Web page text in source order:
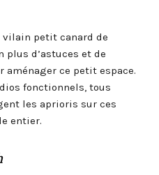
vilain petit canard de
plus d’astuces et de
aménager ce petit espace.
fonctionnels, tous
les aprioris sur ces
entier.